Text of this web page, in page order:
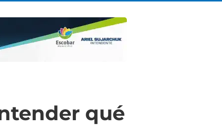
qué